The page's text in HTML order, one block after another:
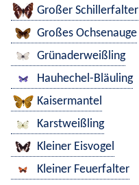
Großer Schillerfalter
Großes Ochsenauge
Grünaderweißling
Hauhechel-Bläuling
Kaisermantel
Karstweißling
Kleiner Eisvogel
Kleiner Feuerfalter